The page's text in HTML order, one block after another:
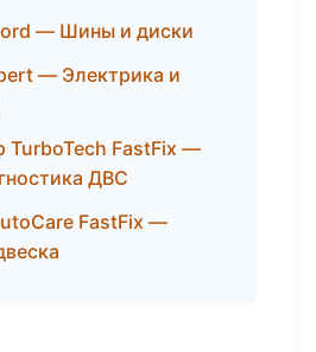
— Шины и диски
— Электрика и
TurboTech FastFix —
ДВС
FastFix —